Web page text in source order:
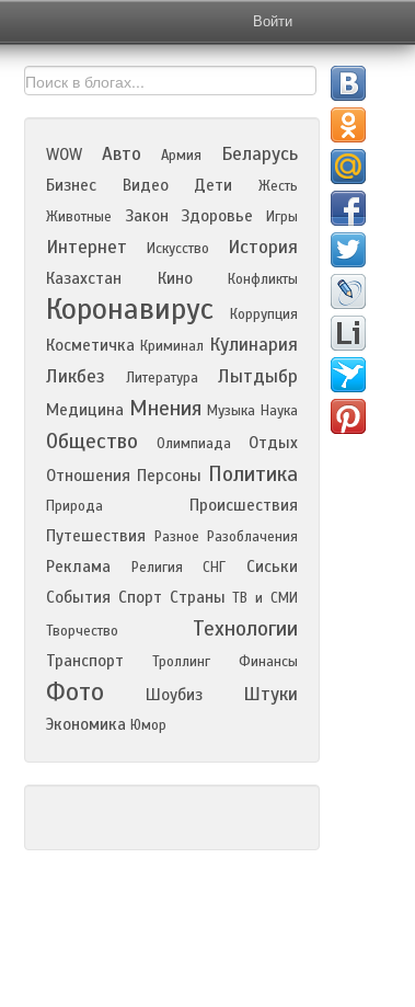
Войти
WOW Авто Армия Беларусь
Бизнес Видео Дети
Жесть
Животные
Закон Здоровье Игры
Интернет Искусство История
Казахстан Кино Конфликты
Коронавирус Коррупция
Косметичка Криминал Кулинария
Ликбез
Литература Лытдыбр
Медицина Мнения Музыка Наука
Общество Олимпиада
Отдых
Отношения Персоны Политика
Природа
Происшествия
Путешествия
Разное Разоблачения
Реклама Религия СНГ
Сиськи
События Спорт Страны ТВ и СМИ
Творчество
Технологии
Транспорт Троллинг Финансы
Фото Шоубиз Штуки
Экономика Юмор